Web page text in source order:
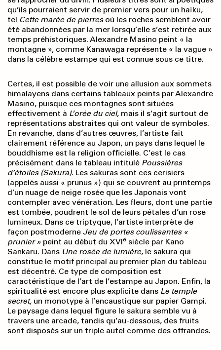
qu’ils pourraient servir de premier vers pour un haïku,
tel Cette marée de pierresoù les roches semblent avoir
été abandonnées par la mer lorsqu’elle s’est retirée aux
temps préhistoriques. Alexandre Masino peint « la
montagne », comme Kanawaga représente « la vague »
dans la célèbre estampe qui est connue sous ce titre.
Certes, il est possible de voir une allusion aux sommets
himalayens dans certains tableaux peints par Alexandre
Masino, puisque ces montagnes sont situées
effectivement à L’orée du ciel, mais il s’agit surtout de
représentations abstraites qui ont valeur de symboles.
En revanche, dans d’autres œuvres, l’artiste fait
clairement référence au Japon, un pays dans lequel le
bouddhisme est la religion officielle. C’est le cas
précisément dans le tableau intitulé Poussières
d’étoiles (Sakura). Les sakuras sont ces cerisiers
(appelés aussi « prunus ») qui se couvrent au printemps
d’un nuage de neige rosée que les Japonais vont
contempler avec vénération. Les fleurs, dont une partie
est tombée, poudrent le sol de leurs pétales d’un rose
lumineux. Dans ce triptyque, l’artiste interprète de
façon postmoderne Jeu de portes coulissantes «
prunier » peint au début du XVIe siècle par Kano
Sankaru. Dans Une rosée de lumière, le sakura qui
constitue le motif principal au premier plan du tableau
est décentré. Ce type de composition est
caractéristique de l’art de l’estampe au Japon. Enfin, la
spiritualité est encore plus explicite dans Le temple
secret, un monotype à l’encaustique sur papier Gampi.
Le paysage dans lequel figure le sakura semble vu à
travers une arcade, tandis qu’au-dessous, des fruits
sont disposés sur un triple autel comme des offrandes.